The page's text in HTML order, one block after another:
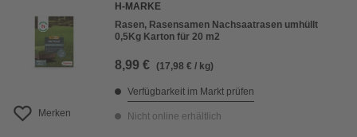
Merken
H-MARKE
Rasen, Rasensamen Nachsaatrasen umhüllt
0,5Kg Karton für 20 m2
8,99 € (17,98 € / kg)
Verfügbarkeit im Markt prüfen
Nicht online erhältlich